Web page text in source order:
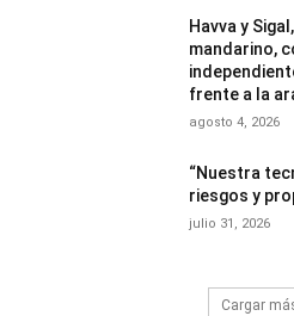
Havva y
mandarino,
frente a la
agosto 4, 2026
“Nuestra
riesgos y
julio 31, 2026
Cargar